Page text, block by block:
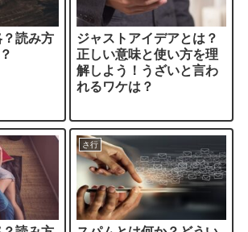
読み方
ジャストアイデアとは？
正しい意味と使い方を理
解しよう！うざいと言わ
れるワケは？
さ行